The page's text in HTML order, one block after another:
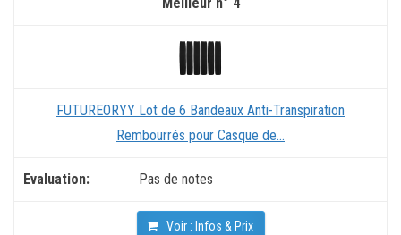
FUTUREORYY Lot de 6 Bandeaux Anti-Transpiration
Rembourrés pour Casque de...
Pas de notes
Voir : Infos & Prix